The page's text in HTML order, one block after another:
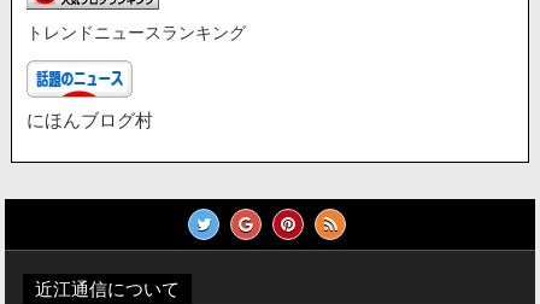
トレンドニュースランキング
にほんブログ村
近江通信について